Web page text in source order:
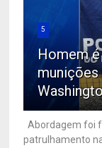
5
Homem
Abordagem foi
patrulhamento